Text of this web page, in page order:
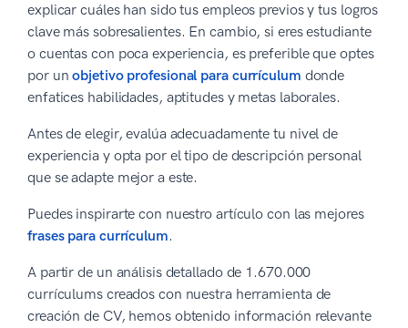
explicar cuáles han sido tus empleos previos y tus logros
clave más sobresalientes. En cambio, si eres estudiante
o cuentas con poca experiencia, es preferible que optes
por unobjetivo profesional para currículum donde
enfatices habilidades, aptitudes y metas laborales.
Antes de elegir, evalúa adecuadamente tu nivel de
experiencia y opta por el tipo de descripción personal
que se adapte mejor a este.
Puedes inspirarte con nuestro artículo con las mejores
frases para currículum.
A partir de un análisis detallado de 1.670.000
currículums creados con nuestra herramienta de
creación de CV, hemos obtenido información relevante